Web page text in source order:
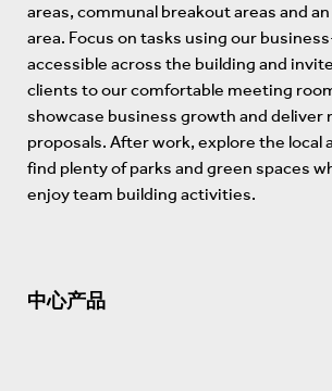
areas, communal breakout areas and
area. Focus on tasks using our
accessible across the building and
clients to our comfortable meeting
showcase business growth and deliver
proposals. After work, explore the local
find plenty of parks and green spaces
enjoy team building activities.
中心产品